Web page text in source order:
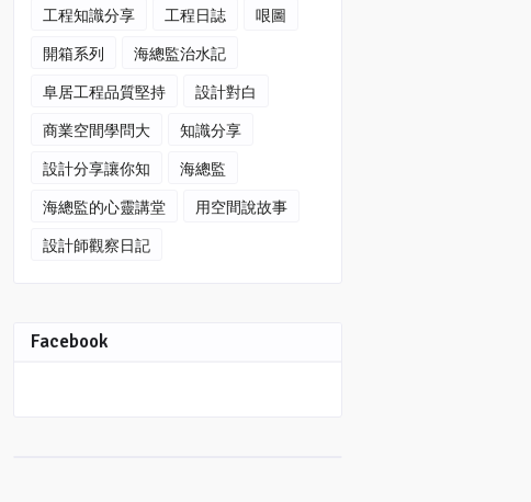
工程知識分享
工程日誌
哏圖
開箱系列
海總監治水記
阜居工程品質堅持
設計對白
商業空間學問大
知識分享
設計分享讓你知
海總監
海總監的心靈講堂
用空間說故事
設計師觀察日記
Facebook